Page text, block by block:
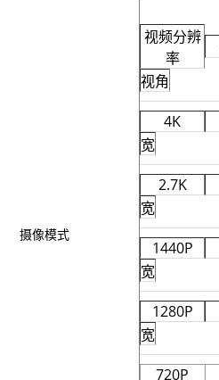
AK2000
摄像模式
视频分辨
率
视角
4K
宽
2.7K
宽
1440P
宽
1280P
宽
720P